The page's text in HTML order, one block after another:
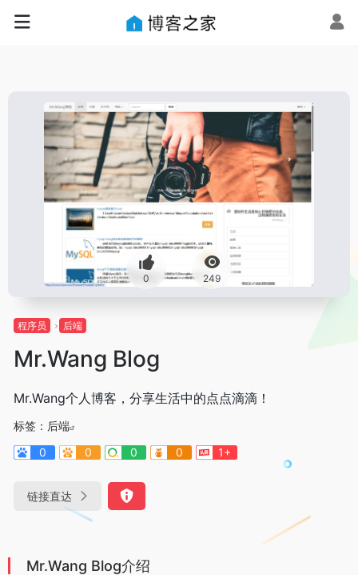
0 249
程序员 后端
Mr.Wang Blog
Mr.Wang个人博客，分享生活中的点点滴滴！
标签： 后端
0
0 0 0 1+
链接直达
Mr.Wang Blog介绍